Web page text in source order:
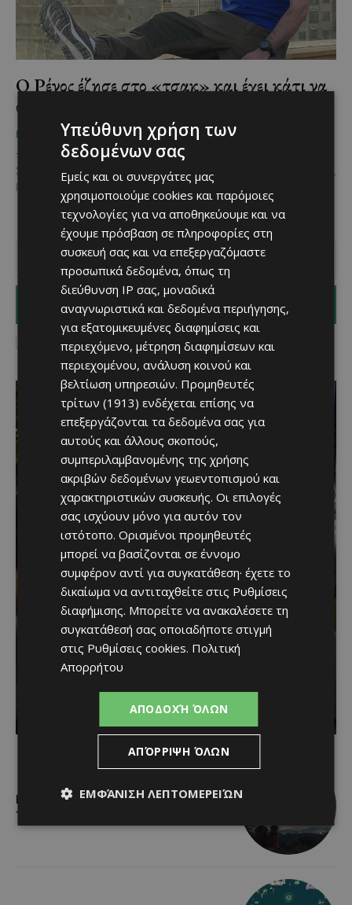
Ο Ρένος έζησε στο «τσακ» και έχει κάτι να
σου πει
ΠΡΌΣΩΠΑ Χριστίνα Γεωργίου
May 21, 2025
Τον Ρένο Ευαγγελάκη τον γνώρισα το 2017. Φοιτητές και οι δύο.
Συναντηθήκαμε σε μία αίθουσα «έσφυζε» από άτομα γεμάτα όνειρα,
με χρώματα στις καρδιές...
I WANT IN
I've read and accept thePrivacy Policy.
Μια βραδιά γεμάτη
παράδοση, μουσική και
κέφι στον Δελίκηπο για
τη γιορτή του
Χρυσοσώτηρος
- August 7, 2026
Βραδινή πεζοπορία στον Μαχαιρά με
τον σκύλο σου και θέα τις Περσείδες
Υπεύθυνη χρήση των
δεδομένων σας
Εμείς και οι συνεργάτες μας
χρησιμοποιούμε cookies και παρόμοιες
τεχνολογίες για να αποθηκεύουμε και να
έχουμε πρόσβαση σε πληροφορίες στη
συσκευή σας και να επεξεργαζόμαστε
προσωπικά δεδομένα, όπως τη
διεύθυνση IP σας, μοναδικά
αναγνωριστικά και δεδομένα περιήγησης,
για εξατομικευμένες διαφημίσεις και
περιεχόμενο, μέτρηση διαφημίσεων και
περιεχομένου, ανάλυση κοινού και
βελτίωση υπηρεσιών. Προμηθευτές
τρίτων (1913) ενδέχεται επίσης να
επεξεργάζονται τα δεδομένα σας για
αυτούς και άλλους σκοπούς,
συμπεριλαμβανομένης της χρήσης
ακριβών δεδομένων γεωεντοπισμού και
χαρακτηριστικών συσκευής. Οι επιλογές
σας ισχύουν μόνο για αυτόν τον
ιστότοπο. Ορισμένοι προμηθευτές
μπορεί να βασίζονται σε έννομο
συμφέρον αντί για συγκατάθεση· έχετε το
δικαίωμα να αντιταχθείτε στις Ρυθμίσεις
διαφήμισης. Μπορείτε να ανακαλέσετε τη
συγκατάθεσή σας οποιαδήποτε στιγμή
στις Ρυθμίσεις cookies. Πολιτική
Απορρήτου
ΑΠΟΔΟΧΉ ΌΛΩΝ
ΑΠΌΡΡΙΨΗ ΌΛΩΝ
ΕΜΦΆΝΙΣΗ ΛΕΠΤΟΜΕΡΕΙΏΝ